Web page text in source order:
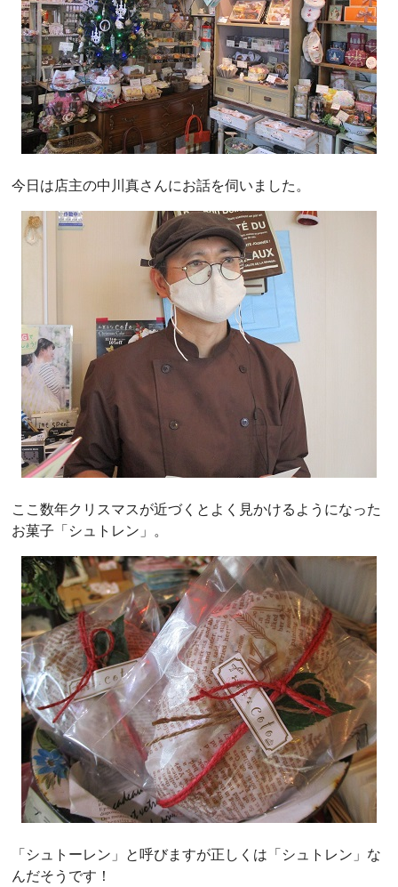
今日は店主の中川真さんにお話を伺いました。
ここ数年クリスマスが近づくとよく見かけるようになった
お菓子「シュトレン」。
「シュトーレン」と呼びますが正しくは「シュトレン」な
んだそうです！